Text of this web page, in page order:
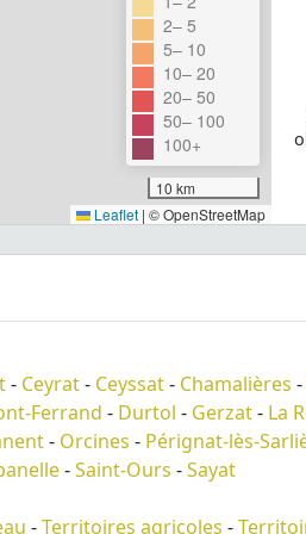
2– 5
5– 10
10– 20
20– 50
50– 100
100+
10 km
Leaflet | © OpenStreetMap
- Ceyrat- Ceyssat- Chamalières -
Ferrand - Durtol - Gerzat- La
- Orcines - Pérignat-lès-
-Saint-Ours -Sayat
-Territoires agricoles -